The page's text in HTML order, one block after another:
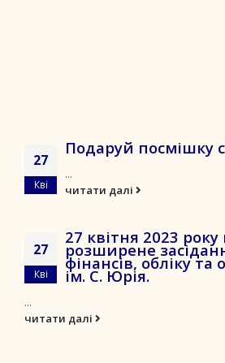
27
Кві
Подаруй посмішку
...
читати далі
27
Кві
27 квітня 2023 року
розширене
фінансів, обліку
ім. С. Юрія.
...
читати далі